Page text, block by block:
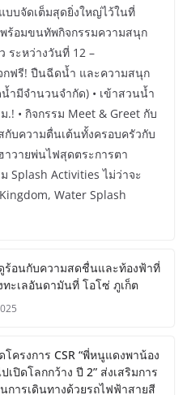
บบจัดเต็มสุดยิ่งใหญ่ไว้ในที่
ร้อมขนทัพกิจกรรมความสนุก
ระหว่างวันที่ 12 –
กฟรี! ปืนฉีดน้ำ และความสนุก
มีจำนวนจำกัด) • เข้าสวนน้ำ
.! • กิจกรรม Meet & Greet กับ
บความตื่นเต้นทั้งครอบครัวกับ
วายพ่นไฟสุดตระการตา
Splash Activities ไม่ว่าจะ
Water Splash
ร้อนกับความสดชื่นและท้องฟ้าที่
ะเลอันดามันที่ โอโซ่ ภูเก็ต
ครงการ CSR “พี่หนูแดงพาน้อง
เปิดโลกกว้าง ปี 2” ส่งเสริมการ
การเดินทางด้วยรถไฟฟ้าสายสี